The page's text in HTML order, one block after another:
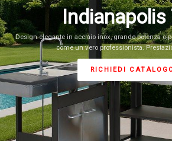
Design elegante in acciaio inox, grande potenza e
come un vero professionista.
RICHIEDI